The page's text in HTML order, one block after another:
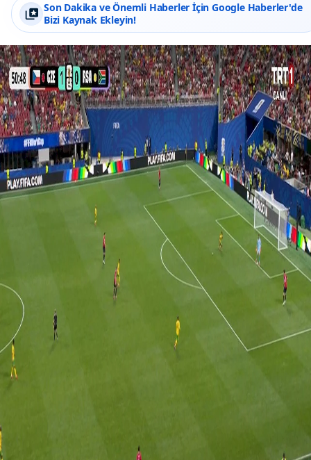
Son Dakika ve Önemli Haberler İçin Google Haberler'de
Bizi Kaynak Ekleyin!